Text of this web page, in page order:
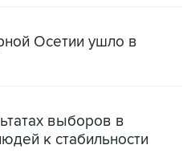
Осетии ушло в
выборов в
к стабильности